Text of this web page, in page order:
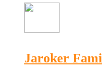
Jaroker